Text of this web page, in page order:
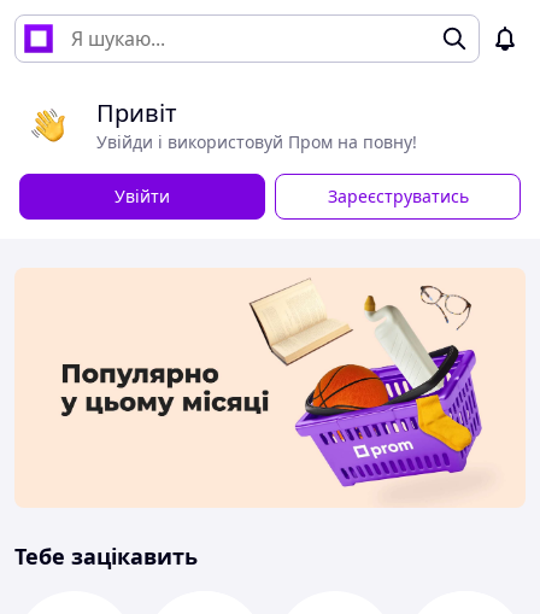
Привіт
Увійди і використовуй Пром на повну!
Увійти Зареєструватись
Тебе зацікавить